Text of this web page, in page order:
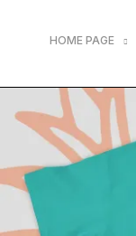
HOME PAGE